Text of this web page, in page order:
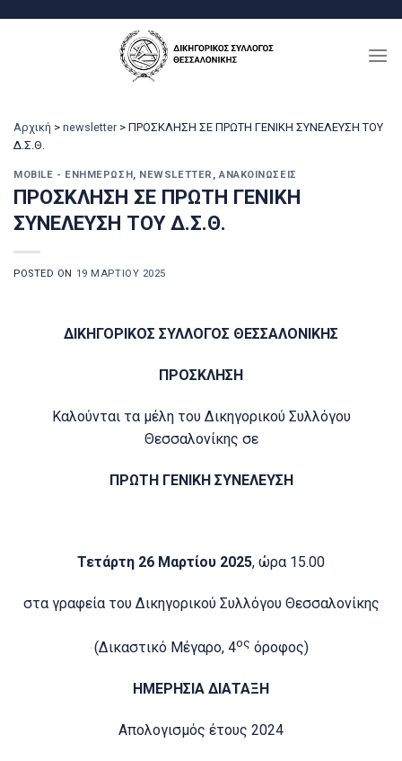
Αρχική > newsletter > ΠΡΟΣΚΛΗΣΗ ΣΕ ΠΡΩΤΗ ΓΕΝΙΚΗ ΣΥΝΕΛΕΥΣΗ ΤΟΥ
Δ.Σ.Θ.
MOBILE - ΕΝΗΜΈΡΩΣΗ, NEWSLETTER ,ΑΝΑΚΟΙΝΏΣΕΙΣ
ΠΡΟΣΚΛΗΣΗ ΣΕ ΠΡΩΤΗ ΓΕΝΙΚΗ
ΣΥΝΕΛΕΥΣΗ ΤΟΥ Δ.Σ.Θ.
POSTED ON 19 ΜΑΡΤΊΟΥ 2025
ΔΙΚΗΓΟΡΙΚΟΣ ΣΥΛΛΟΓΟΣ ΘΕΣΣΑΛΟΝΙΚΗΣ
ΠΡΟΣΚΛΗΣΗ
Καλούνται τα μέλη του Δικηγορικού Συλλόγου
Θεσσαλονίκης σε
ΠΡΩΤΗ ΓΕΝΙΚΗ ΣΥΝΕΛΕΥΣΗ
Τετάρτη 26 Μαρτίου 2025, ώρα 15.00
στα γραφεία του Δικηγορικού Συλλόγου Θεσσαλονίκης
(Δικαστικό Μέγαρο, 4ος όροφος)
ΗΜΕΡΗΣΙΑ ΔΙΑΤΑΞΗ
Απολογισμός έτους 2024